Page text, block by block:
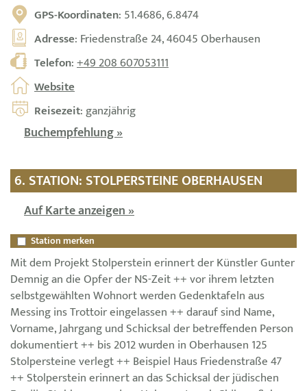
GPS-Koordinaten: 51.4686, 6.8474
Adresse: Friedenstraße 24, 46045 Oberhausen
Telefon:+49 208 607053111
Website
Reisezeit: ganzjährig
Buchempfehlung »
6. STATION: STOLPERSTEINE OBERHAUSEN
Auf Karte anzeigen »
Station merken
Mit dem Projekt Stolperstein erinnert der Künstler Gunter
Demnig an die Opfer der NS-Zeit ++ vor ihrem letzten
selbstgewählten Wohnort werden Gedenktafeln aus
Messing ins Trottoir eingelassen ++ darauf sind Name,
Vorname, Jahrgang und Schicksal der betreffenden Person
dokumentiert ++ bis 2012 wurden in Oberhausen 125
Stolpersteine verlegt ++ Beispiel Haus Friedenstraße 47
++ Stolperstein erinnert an das Schicksal der jüdischen